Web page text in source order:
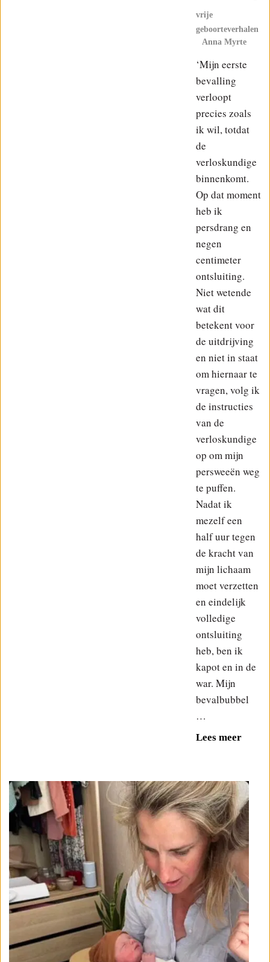
vrije
geboorteverhalen
Anna Myrte
‘Mijn eerste
bevalling
verloopt
precies zoals
ik wil, totdat
de
verloskundige
binnenkomt.
Op dat moment
heb ik
persdrang en
negen
centimeter
ontsluiting.
Niet wetende
wat dit
betekent voor
de uitdrijving
en niet in staat
om hiernaar te
vragen, volg ik
de instructies
van de
verloskundige
op om mijn
persweeën weg
te puffen.
Nadat ik
mezelf een
half uur tegen
de kracht van
mijn lichaam
moet verzetten
en eindelijk
volledige
ontsluiting
heb, ben ik
kapot en in de
war. Mijn
bevalbubbel
…
Lees meer